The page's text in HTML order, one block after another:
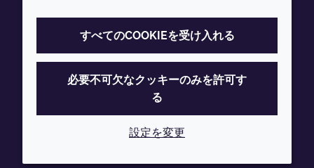
Sustainability Report
Croda.com
プライバシーポリシー
アクセシビリティ
クッキーポリシー
すべてのCOOKIEを受け入れる
必要不可欠なクッキーのみを許可す
る
設定を変更